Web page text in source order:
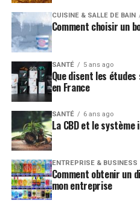
CUISINE & SALLE DE BAIN
Comment choisir un
SANTÉ 5 ans ago
Que disent les études
en France
SANTÉ 6 ans ago
La CBD et le système
ENTREPRISE & BUSINESS
Comment obtenir un
mon entreprise